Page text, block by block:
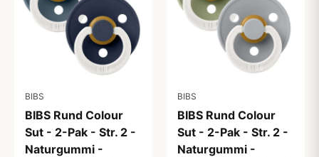
BIBS
BIBS Rund Colour
Sut - 2-Pak - Str. 2 -
Naturgummi -
BIBS
BIBS Rund Colour
Sut - 2-Pak - Str. 2 -
Naturgummi -